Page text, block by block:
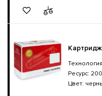
Ресурс:
Цвет: